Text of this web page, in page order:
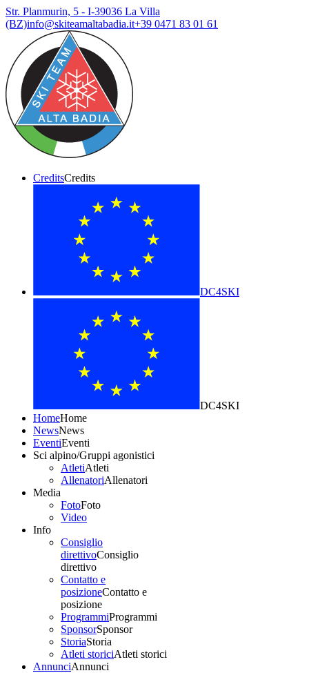
Str. Planmurin, 5 - I-39036 La Villa
(BZ)info@skiteamaltabadia.it+39 0471 83 01 61
CreditsCredits
DC4SKI
DC4SKI
HomeHome
NewsNews
EventiEventi
Sci alpino/Gruppi agonistici
AtletiAtleti
AllenatoriAllenatori
Media
FotoFoto
Video
Info
Consiglio
direttivoConsiglio
direttivo
Contatto e
posizioneContatto e
posizione
ProgrammiProgrammi
SponsorSponsor
StoriaStoria
Atleti storiciAtleti storici
AnnunciAnnunci